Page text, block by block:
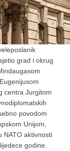
grad i okrug
centra Jurgitom
povodom
Unijom,
NATO aktivnosti
godine.